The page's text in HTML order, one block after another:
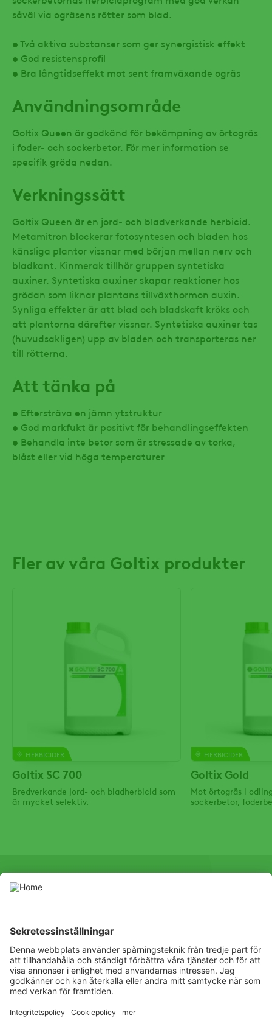
såväl via ogräsens rötter som blad.
• Två aktiva substanser som ger synergistisk effekt
• God resistensprofil
• Bra långtidseffekt mot sent framväxande ogräs
Användningsområde
Goltix Queen är godkänd för bekämpning av örtogräs
i foder- och sockerbetor. För mer information se
specifik gröda nedan.
Verkningssätt
Goltix Queen är en jord- och bladverkande herbicid.
Metamitron blockerar fotosyntesen och bladen hos
känsliga plantor vissnar med början mellan nerv och
bladkant. Kinmerak tillhör gruppen syntetiska
auxiner. Syntetiska auxiner skapar reaktioner hos
grödan som liknar plantans tillväxthormon auxin.
Synliga effekter är att blad och bladskaft kröks och
att plantorna därefter vissnar. Syntetiska auxiner tas
(huvudsakligen) upp av bladen och transporteras ner
till rötterna.
Att tänka på
• Eftersträva en jämn ytstruktur
• God markfukt är positivt för behandlingseffekten
• Behandla inte betor som är stressade av torka,
blåst eller vid höga temperaturer
Fler av våra Goltix produkter
HERBICIDER
Goltix SC 700
Bredverkande jord- och bladherbicid som
är mycket selektiv.
HERBICIDER
Goltix Gold
Mot örtogräs i
sockerbetor,
Listen Learn